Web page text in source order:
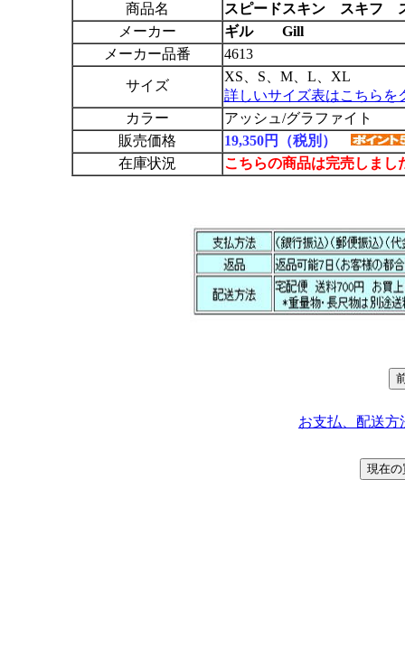
商品名
スピードスキン スキフ
メーカー
ギル Gill
メーカー品番
4613
サイズ
XS、S、M、L、XL
詳しいサイズ表はこちらを
カラー
アッシュ/グラファイト
販売価格
19,350円（税別）
在庫状況
こちらの商品は完売しまし
お支払、配送方